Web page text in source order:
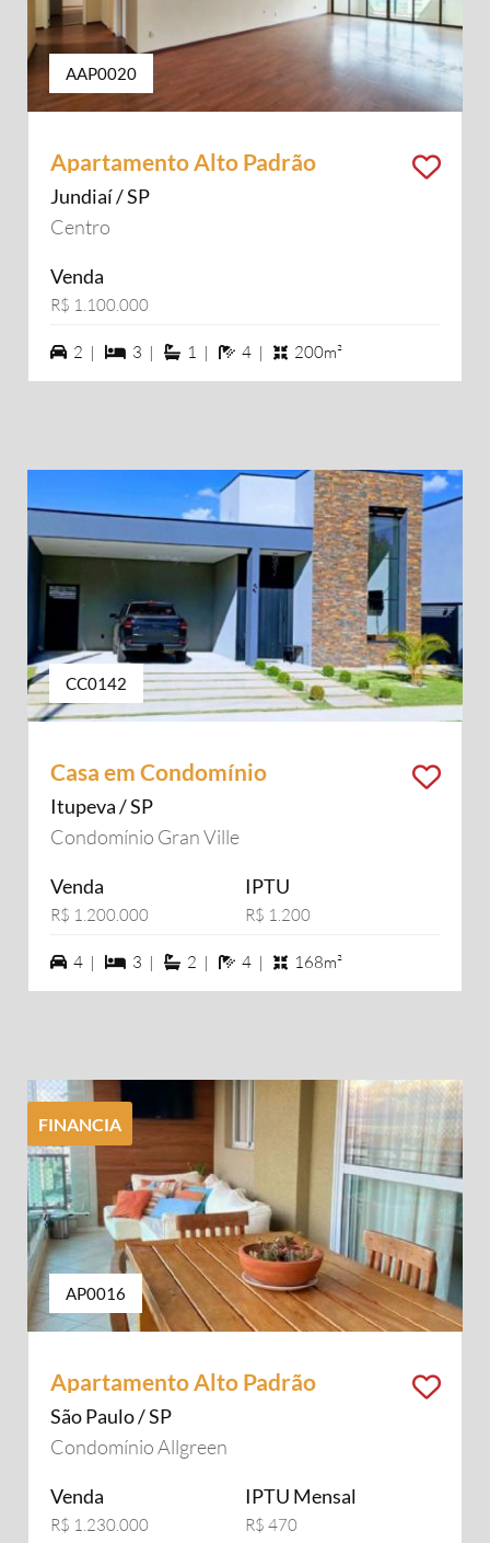
AAP0020
Apartamento Alto Padrão
Jundiaí / SP
Centro
Venda
R$ 1.100.000
2 vagas na garagem
2 | 3 dormiórios
3 | 1 suítes
1 | 4 banheiros
4 | 200m²
CC0142
Casa em Condomínio
Itupeva / SP
Condomínio Gran Ville
Venda
R$ 1.200.000
IPTU
R$ 1.200
4 vagas na garagem
4 | 3 dormiórios
3 | 2 suítes
2 | 4 banheiros
4 | 168m²
FINANCIA
AP0016
Apartamento Alto Padrão
São Paulo / SP
Condomínio Allgreen
Venda
R$ 1.230.000
IPTU Mensal
R$ 470